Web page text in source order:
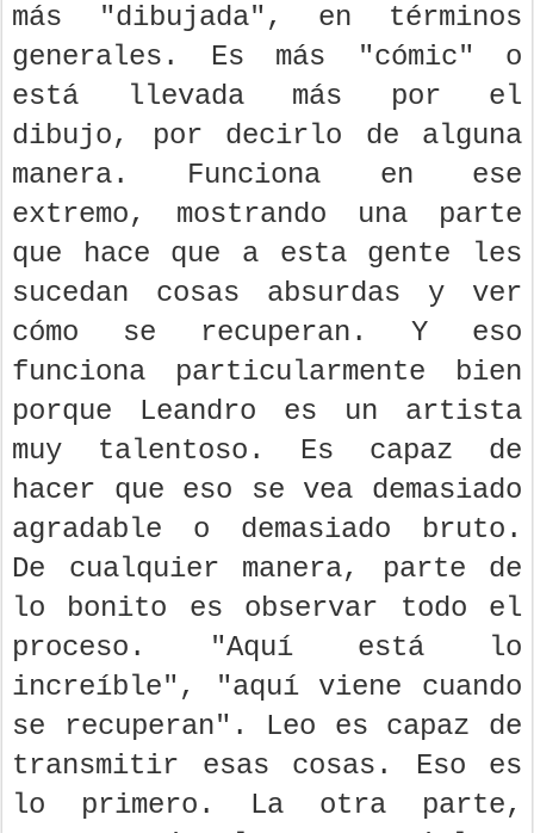
más "dibujada", en términos
generales. Es más "cómic" o
está llevada más por el
dibujo, por decirlo de alguna
manera. Funciona en ese
extremo, mostrando una parte
que hace que a esta gente les
sucedan cosas absurdas y ver
cómo se recuperan. Y eso
funciona particularmente bien
porque Leandro es un artista
muy talentoso. Es capaz de
hacer que eso se vea demasiado
agradable o demasiado bruto.
De cualquier manera, parte de
lo bonito es observar todo el
proceso. "Aquí está lo
increíble", "aquí viene cuando
se recuperan". Leo es capaz de
transmitir esas cosas. Eso es
lo primero. La otra parte,